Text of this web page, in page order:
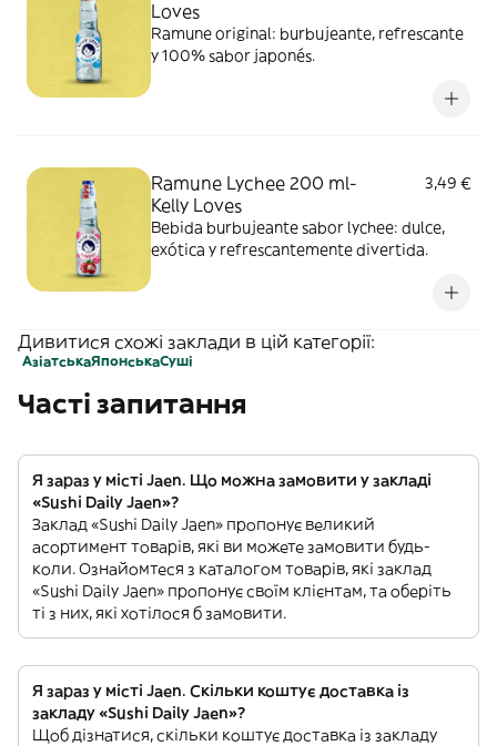
Loves
Ramune original: burbujeante, refrescante
y 100% sabor japonés.
Ramune Lychee 200 ml-
Kelly Loves
3,49 €
Bebida burbujeante sabor lychee: dulce,
exótica y refrescantemente divertida.
Дивитися схожі заклади в цій категорії:
АзіатськаЯпонськаСуші
Часті запитання
Я зараз у місті Jaen. Що можна замовити у закладі
«Sushi Daily Jaen»?
Заклад «Sushi Daily Jaen» пропонує великий
асортимент товарів, які ви можете замовити будь-
коли. Ознайомтеся з каталогом товарів, які заклад
«Sushi Daily Jaen» пропонує своїм клієнтам, та оберіть
ті з них, які хотілося б замовити.
Я зараз у місті Jaen. Скільки коштує доставка із
закладу «Sushi Daily Jaen»?
Щоб дізнатися, скільки коштує доставка із закладу